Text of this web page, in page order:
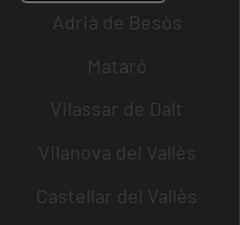
Adrià de Besòs
Mataró
Vilassar de Dalt
Vilanova del Vallès
Castellar del Vallès